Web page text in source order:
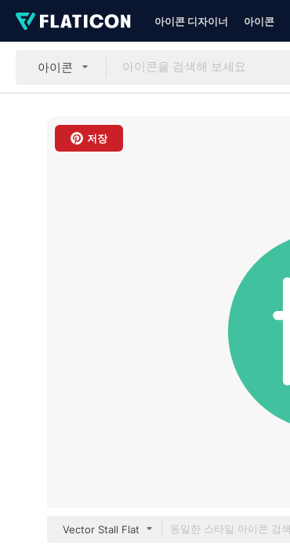
아이콘 디자이너 아이콘
아이콘
저장
Vector Stall Flat